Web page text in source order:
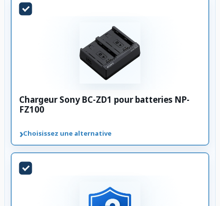
Chargeur Sony BC-ZD1 pour batteries NP-
FZ100
›Choisissez une alternative